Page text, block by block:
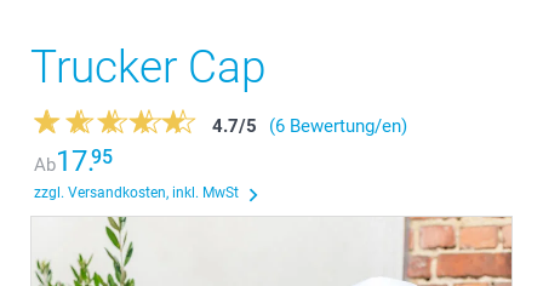
Trucker Cap
4.7/5
(6 Bewertung/en)
Ab17.95
zzgl. Versandkosten, inkl. MwSt